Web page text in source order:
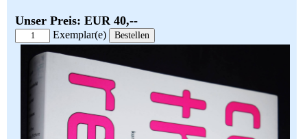
Kontakt
Ankauf
Impressum
Unser Preis: EUR 40,--
Exemplar(e)